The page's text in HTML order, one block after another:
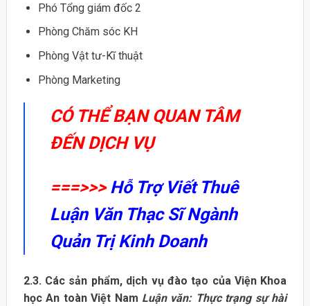
Phó Tổng giám đốc 2
Phòng Chăm sóc KH
Phòng Vật tư-Kĩ thuật
Phòng Marketing
CÓ THỂ BẠN QUAN TÂM
ĐẾN DỊCH VỤ
===>>>Hỗ Trợ Viết Thuê
Luận Văn Thạc Sĩ Ngành
Quản Trị Kinh Doanh
2.3. Các sản phẩm, dịch vụ đào tạo của Viện Khoa
học An toàn Việt Nam Luận văn: Thực trạng sự hài